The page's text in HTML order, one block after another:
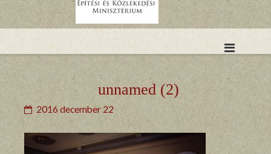
unnamed (2)
2016 december 22